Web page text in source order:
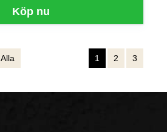
Köp nu
Alla 1 2 3